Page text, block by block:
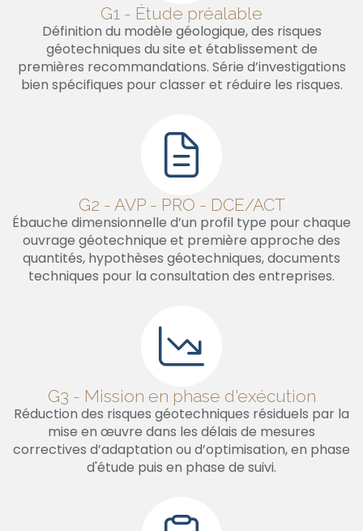
G1 - Étude préalable
Définition du modèle géologique, des risques
géotechniques du site et établissement de
premières recommandations. Série d’investigations
bien spécifiques pour classer et réduire les risques.
G2 - AVP - PRO - DCE/ACT
Ébauche dimensionnelle d’un profil type pour chaque
ouvrage géotechnique et première approche des
quantités, hypothèses géotechniques, documents
techniques pour la consultation des entreprises.
G3 - Mission en phase d'exécution
Réduction des risques géotechniques résiduels par la
mise en œuvre dans les délais de mesures
correctives d’adaptation ou d’optimisation, en phase
d'étude puis en phase de suivi.